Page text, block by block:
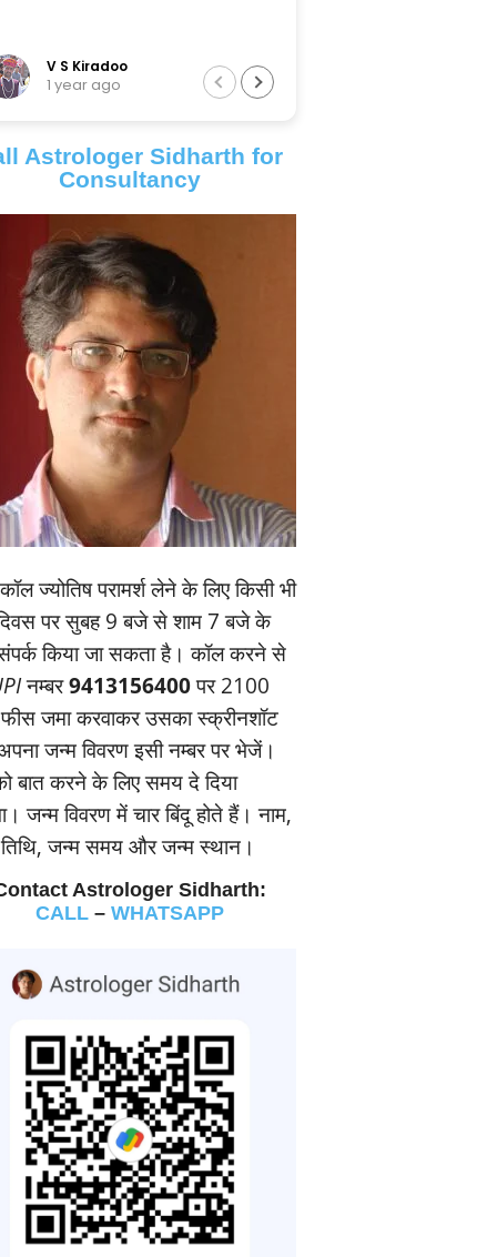
V S Kiradoo
1 year ago
Astrologer Sidharth for
Consultancy
ज्‍योतिष परामर्श लेने के लिए किसी भी
पर सुबह 9 बजे से शाम 7 बजे के
किया जा सकता है। कॉल करने से
नम्‍बर9413156400पर 2100
जमा करवाकर उसका स्‍क्रीनशॉट
जन्‍म विवरण इसी नम्‍बर पर भेजें।
बात करने के लिए समय दे दिया
जन्‍म विवरण में चार बिंदू होते हैं। नाम,
जन्‍म समय और जन्‍म स्‍थान।
Astrologer Sidharth:
CALL– WHATSAPP